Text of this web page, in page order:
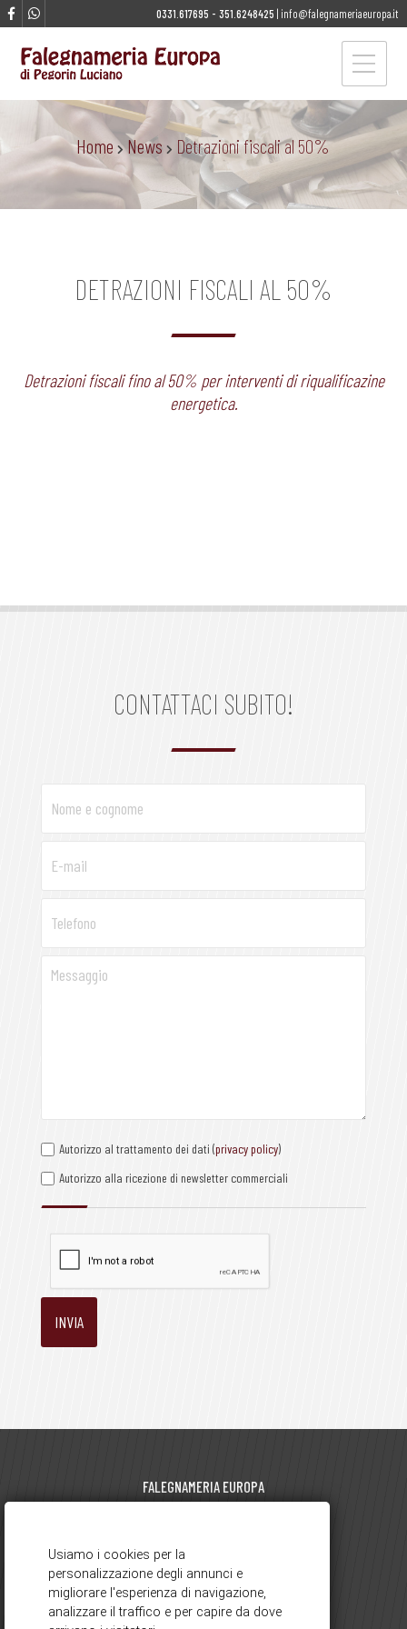
0331.617695 - 351.6248425 | info@falegnameriaeuropa.it
Home News Detrazioni fiscali al 50%
DETRAZIONI FISCALI AL 50%
Detrazioni fiscali fino al 50% per interventi di riqualificazine
energetica.
CONTATTACI SUBITO!
Autorizzo al trattamento dei dati (privacy policy)
Autorizzo alla ricezione di newsletter commerciali
FALEGNAMERIA EUROPA
viale Europa, 61 - 21050 Gorla Maggiore (VA)
0331.617695-351.6248425
info@falegnameriaeuropa.it